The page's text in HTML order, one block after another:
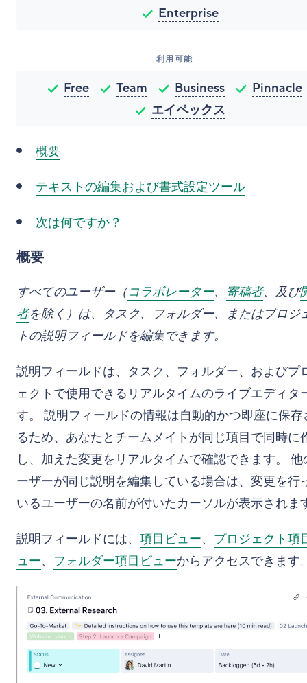
Enterprise
利用可能
Free Team Business
Pinnacle
エイペックス
概要
テキストの編集および書式設定ツール
次は何ですか？
概要
すべてのユーザー（コラボレーター、 寄稿者、及び
者を除く）は、タスク、フォルダー、またはプロジ
トの説明フィールドを編集できます。
説明フィールドは、タスク、フォルダー、およびプ
ェクトで使用できるリアルタイムのライブエディタ
す。 説明フィールドの情報は自動的かつ即座に保存
るため、あなたとチームメイトが同じ項目で同時に
し、加えた変更をリアルタイムで確認できます。 他
ーザーが同じ説明を編集している場合は、変更を行
いるユーザーの名前が付いたカーソルが表示されま
説明フィールドには、 項目ビュー、 プロジェクト項
ュー、 フォルダー項目ビューからアクセスできます